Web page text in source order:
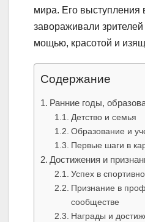
мира. Его выступления
завораживали
мощью, красотой и
Содержание
Ранние годы,
Детство и семья
Образование и
Первые шаги в
Достижения и
Успех в
Признание в
сообществе
Награды и